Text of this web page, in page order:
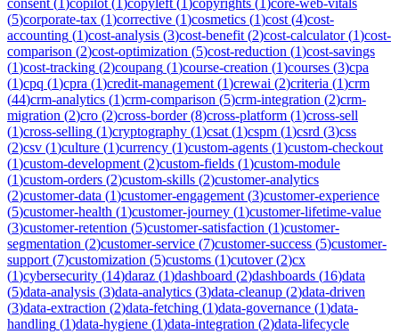
(5)corporate-tax (1)corrective (1)cosmetics (1)cost (4)cost-
accounting (1)cost-analysis (3)cost-benefit (2)cost-calculator(1)cost-
comparison (2)cost-optimization (5)cost-reduction (1)cost-savings
(1)cost-tracking (2)coupang (1)course-creation (1)courses (3)cpa
(1)cpq (1)cpra (1)credit-management (1)crewai (2)criteria (1)crm
(44)crm-analytics (1)crm-comparison (5)crm-integration (2)crm-
migration (2)cro (2)cross-border(8)cross-platform (1)cross-sell
(1)cross-selling (1)cryptography (1)csat (1)cspm (1)csrd (3)css
(2)csv (1)culture (1)currency (1)custom-agents (1)custom-checkout
(1)custom-development (2)custom-fields (1)custom-module
(1)custom-orders (2)custom-skills (2)customer-analytics
(2)customer-data (1)customer-engagement (3)customer-experience
(5)customer-health (1)customer-journey (1)customer-lifetime-value
(3)customer-retention (5)customer-satisfaction (1)customer-
segmentation (2)customer-service (7)customer-success (5)customer-
support (7)customization (5)customs (1)cutover(2)cx
(1)cybersecurity (14)daraz (1)dashboard (2)dashboards (16)data
(5)data-analysis (3)data-analytics (3)data-cleanup (2)data-driven
(3)data-extraction (2)data-fetching (1)data-governance (1)data-
handling (1)data-hygiene (1)data-integration (2)data-lifecycle